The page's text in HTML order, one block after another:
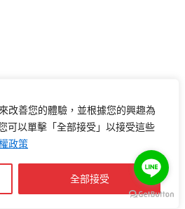
改善您的體驗，並根據您的興趣為
可以單擊「全部接受」以接受這些
政策
全部接受